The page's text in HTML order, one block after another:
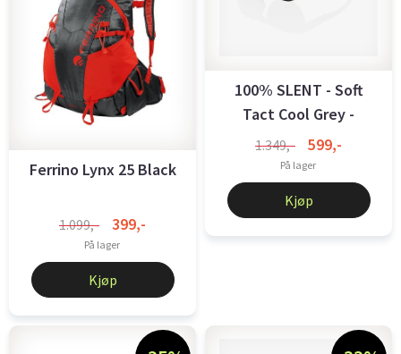
Ferrino Lynx 25 Black
1.099,- 399,-
På lager
Kjøp
100% SLENT - Soft
Tact Cool Grey -
Smoke Lens
1.349,- 599,-
På lager
Kjøp